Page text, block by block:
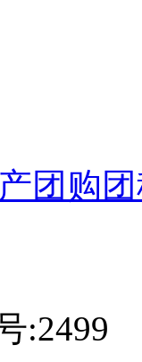
团购
:2499